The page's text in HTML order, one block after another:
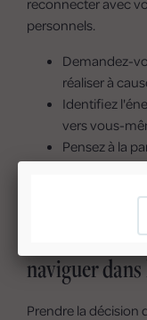
personnels.
Demandez-
réaliser à
Identifiez
vers vous-
Pensez à la
abandonnée
Géraldine
naviguer
Prendre la décision